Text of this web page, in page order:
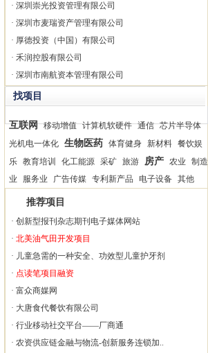
· 深圳崇光投资管理有限公司
· 深圳市麦瑞资产管理有限公司
· 厚德投资（中国）有限公司
· 禾润控股有限公司
· 深圳市南航资本管理有限公司
找项目
互联网 移动增值 计算机软硬件 通信 芯片半导体
光机电一体化 生物医药 体育健身 新材料 餐饮娱
乐 教育培训 化工能源 采矿 旅游 房产 农业
制造
业
服务业 广告传媒 专利新产品 电子设备 其他
推荐项目
· 创新型报刊杂志期刊电子媒体网站
· 北美油气田开发项目
· 儿童急需的一种安全、功效型儿童护牙剂
· 点读笔项目融资
· 富众商媒网
· 大唐食代餐饮有限公司
· 行业移动社交平台——厂商通
· 农资供应链金融与物流-创新服务连锁加..